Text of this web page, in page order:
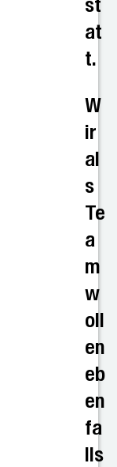
st
at
t.
W
ir
al
s
Te
a
m
w
oll
en
eb
en
fa
lls